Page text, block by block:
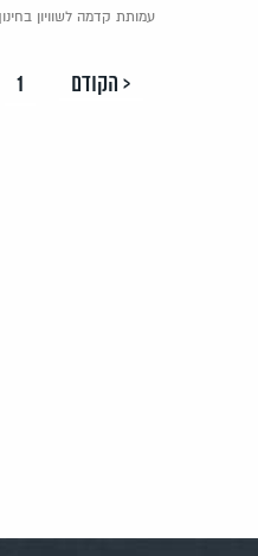
עמותת קדמה לשוויון בחינוך |
< הקודם 1